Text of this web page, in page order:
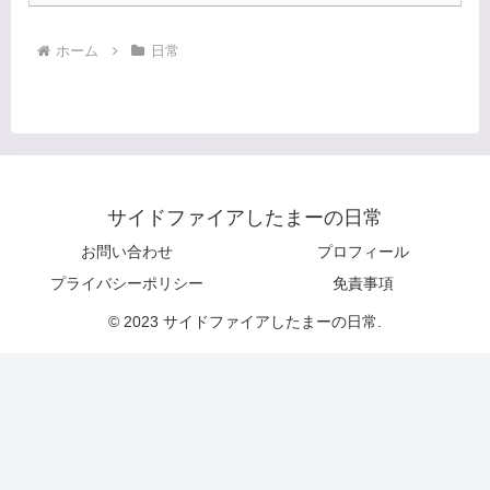
ホーム 日常
サイドファイアしたまーの日常
お問い合わせ
プロフィール
プライバシーポリシー
免責事項
© 2023 サイドファイアしたまーの日常.